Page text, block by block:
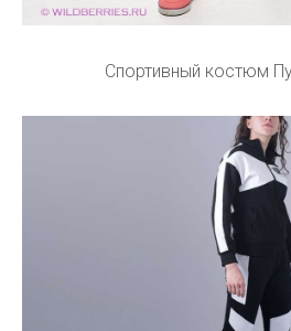
Спортивный костюм